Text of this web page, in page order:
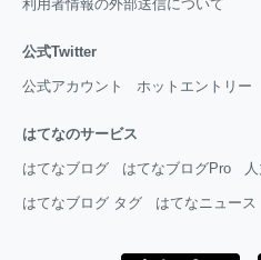
利用者情報の外部送信について
公式Twitter
公式アカウント ホットエントリー
はてなのサービス
はてなブログ はてなブログPro
はてなブログ タグ はてなニュース